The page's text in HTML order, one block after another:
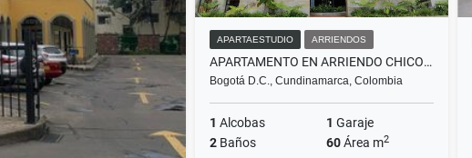
APARTAESTUDIO ARRIENDOS
APARTAMENTO EN ARRIENDO CHICO NORTE
Bogotá D.C., Cundinamarca, Colombia
1 Alcobas 1 Garaje
2 Baños 60Área m2